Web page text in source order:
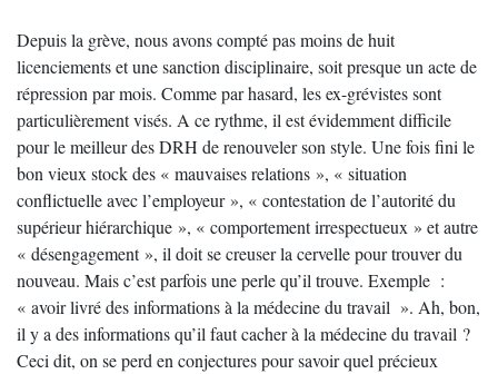
Depuis la grève, nous avons compté pas moins de huit
licenciements et une sanction disciplinaire, soit presque un acte de
répression par mois. Comme par hasard, les ex-grévistes sont
particulièrement visés. A ce rythme, il est évidemment difficile
pour le meilleur des DRH de renouveler son style. Une fois fini le
bon vieux stock des « mauvaises relations », « situation
conflictuelle avec l’employeur », « contestation de l’autorité du
supérieur hiérarchique », « comportement irrespectueux » et autre
« désengagement », il doit se creuser la cervelle pour trouver du
nouveau. Mais c’est parfois une perle qu’il trouve. Exemple :
« avoir livré des informations à la médecine du travail ». Ah, bon,
il y a des informations qu’il faut cacher à la médecine du travail ?
Ceci dit, on se perd en conjectures pour savoir quel précieux